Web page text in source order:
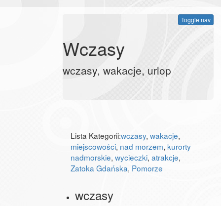
Toggle nav
Wczasy
wczasy, wakacje, urlop
Lista Kategorii:wczasy, wakacje,
miejscowości, nad morzem, kurorty
nadmorskie, wycieczki, atrakcje,
Zatoka Gdańska, Pomorze
wczasy